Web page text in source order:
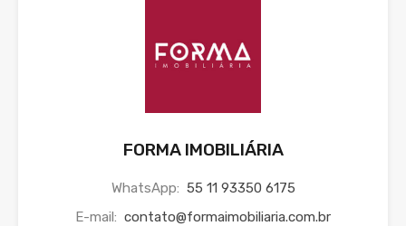
FORMA IMOBILIÁRIA
WhatsApp: 55 11 93350 6175
E-mail: contato@formaimobiliaria.com.br